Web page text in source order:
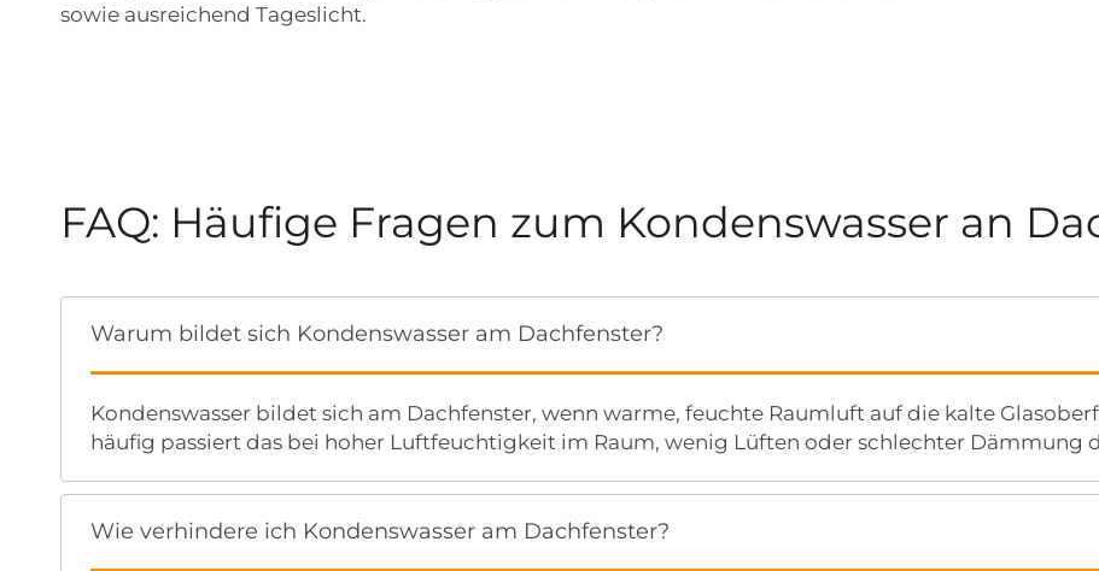
sowie ausreichend Tageslicht.
FAQ: Häufige Fragen zum Kondenswasser an
Warum bildet sich Kondenswasser am Dachfenster?
Kondenswasser bildet sich am Dachfenster, wenn warme, feuchte Raumluft auf die kalte
häufig passiert das bei hoher Luftfeuchtigkeit im Raum, wenig Lüften oder schlechter Dämmung
Wie verhindere ich Kondenswasser am Dachfenster?